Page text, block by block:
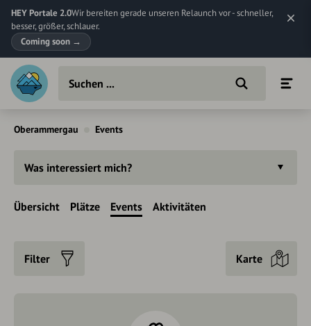
HEY Portale 2.0Wir bereiten gerade unseren Relaunch vor - schneller,
besser, größer, schlauer.
Coming soon →
Oberammergau Events
Was interessiert mich?
Übersicht Plätze Events Aktivitäten
Filter Karte